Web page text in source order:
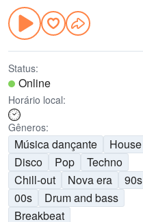
Status:
Online
Horário local:
Gêneros:
Música dançante
House
Disco
Pop
Techno
Chill-out
Nova era
90s
00s
Drum and bass
Breakbeat